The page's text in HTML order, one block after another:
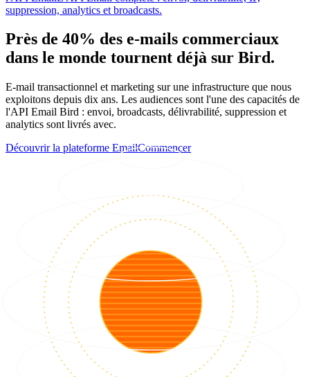
suppression, analytics et broadcasts.
Près de 40% des e-mails commerciaux
dans le monde tournent déjà sur Bird.
E-mail transactionnel et marketing sur une infrastructure que nous
exploitons depuis dix ans. Les audiences sont l'une des capacités de
l'API Email Bird : envoi, broadcasts, délivrabilité, suppression et
analytics sont livrés avec.
Découvrir la plateforme EmailCommencer